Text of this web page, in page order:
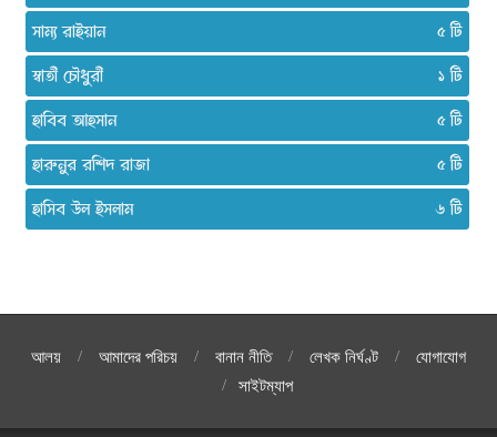
সাম্য রাইয়ান
৫
স্বাতী চৌধুরী
১
হাবিব আহসান
৫
হারুনুর রশিদ রাজা
৫
হাসিব উল ইসলাম
৬
আলয় আমাদের পরিচয় বানান নীতি লেখক নির্ঘণ্ট
যোগাযোগ
সাইটম্যাপ